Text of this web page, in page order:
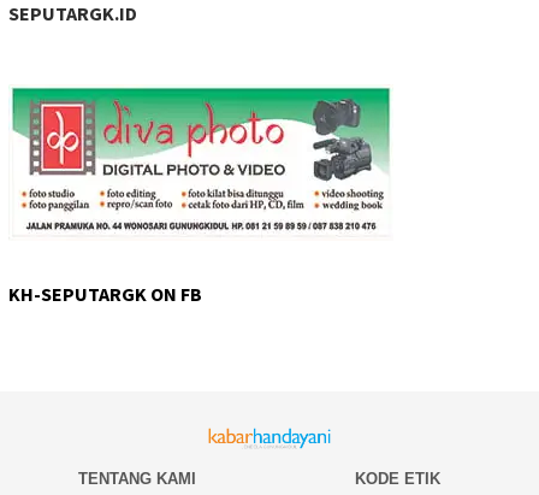
SEPUTARGK.ID
KH-SEPUTARGK ON FB
TENTANG KAMI KODE ETIK